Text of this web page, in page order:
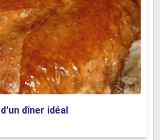
dîner idéal